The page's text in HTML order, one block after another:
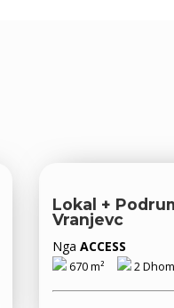
Lokal +
Vranjevc
NgaACCESS
670 m² 2